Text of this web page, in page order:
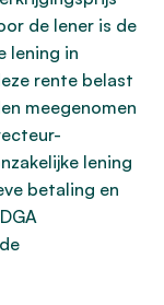
de lener is de
lening in
rente belast
meegenomen
lening
betaling en